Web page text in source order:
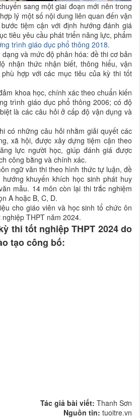
sang một giai đoạn mới nên trong
lý một số nội dung liên quan đến vận
tiệm cận với định hướng đánh giá
tiêu yêu cầu phát triển năng lực, phẩm
trình giáo dục phổ thông 2018.
và mức độ phân hóa: đề thi cơ bản
nhận thức nhận biết, thông hiểu, vận
hợp với các mục tiêu của kỳ thi tốt
khoa học, chính xác theo chuẩn kiến
trình giáo dục phổ thông 2006; có độ
là các câu hỏi ở cấp độ vận dụng và
có những câu hỏi nhằm giải quyết các
xã hội, được xây dựng tiệm cận theo
lực người học, giúp đánh giá được
công bằng và chính xác.
ngữ văn thi theo hình thức tự luận, đề
khuyến khích học sinh phát huy
mẫu. 14 môn còn lại thi trắc nghiệm
A hoặc B, C, D.
cho giáo viên và học sinh tổ chức ôn
THPT năm 2024.
thi tốt nghiệp THPT 2024 do
tạo công bố:
Tác giả bài viết: Thanh Sơn
Nguồn tin: tuoitre.vn